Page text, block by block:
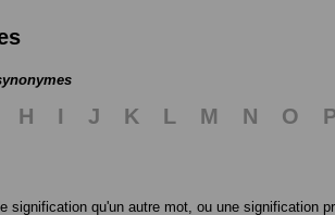
H I J K L M N O
signification qu'un autre mot, ou une signification